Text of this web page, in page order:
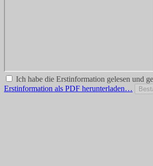
Ich habe die Erstinformation gelesen und
Erstinformation als PDF herunterladen…